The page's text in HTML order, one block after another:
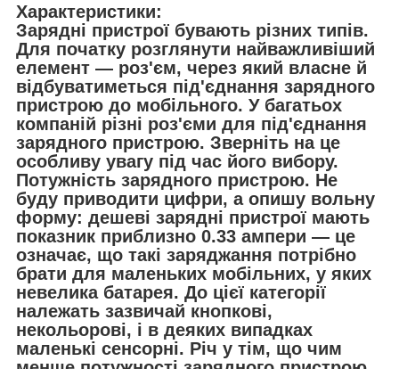
Характеристики:
Зарядні пристрої бувають різних типів.
Для початку розглянути найважливіший
елемент — роз'єм, через який власне й
відбуватиметься під'єднання зарядного
пристрою до мобільного. У багатьох
компаній різні роз'єми для під'єднання
зарядного пристрою. Зверніть на це
особливу увагу під час його вибору.
Потужність зарядного пристрою. Не
буду приводити цифри, а опишу вольну
форму: дешеві зарядні пристрої мають
показник приблизно 0.33 ампери — це
означає, що такі заряджання потрібно
брати для маленьких мобільних, у яких
невелика батарея. До цієї категорії
належать зазвичай кнопкові,
некольорові, і в деяких випадках
маленькі сенсорні. Річ у тім, що чим